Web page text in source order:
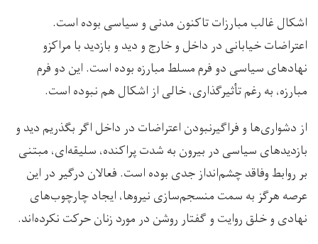
اشکال غالب مبارزات تاکنون مدنی و سیاسی بوده است.
اعتراضات خیابانی در داخل و خارج و دید و بازدید با مراکزو
نهادهای سیاسی دو فرم مسلط مبارزه بوده است. این دو فرم
مبارزه، به رغم تأثیرگذاری، خالی از اشکال هم نبوده است.
از دشواری‌ها و فراگیرنبودن اعتراضات در داخل اگر بگذریم دید و
بازدیدهای سیاسی در بیرون به شدت پراکنده، سلیقه‌ای، مبتنی
بر روابط وفاقد چشم‌انداز جدی بوده است. فعالان درگیر در این
عرصه هرگز به سمت منسجم‌سازی نیروها، ایجاد چارچوب‌های
نهادی و خلق روایت و گفتار روشن در مورد زنان حرکت نکرده‌اند.